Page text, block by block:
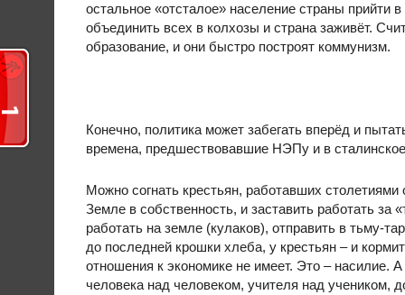
остальное «отсталое» население страны прийти
объединить всех в колхозы и страна заживёт.
образование, и они быстро построят коммунизм.
Конечно, политика может забегать вперёд и
времена, предшествовавшие НЭПу и в
Можно согнать крестьян, работавших
Земле в собственность, и заставить работать
работать на земле (кулаков), отправить в тьму-
до последней крошки хлеба, у крестьян – и
отношения к экономике не имеет. Это – насилие.
человека над человеком, учителя над учеником,